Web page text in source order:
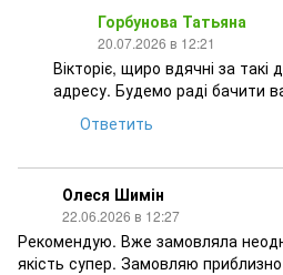
Горбунова Татьяна
20.07.2026 в 12:21
Вікторіє, щиро вдячні за такі
адресу. Будемо раді бачити
Ответить
Олеся Шимін
22.06.2026 в 12:27
Рекомендую. Вже замовляла
якість супер. Замовляю приблизно